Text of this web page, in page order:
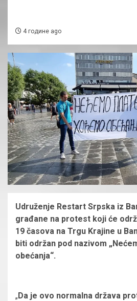
4 године ago
Udruženje Restart Srpska iz
građane na protest koji će
19 časova na Trgu Krajine u
biti održan pod nazivom
obećanja“.
„Da je ovo normalna država